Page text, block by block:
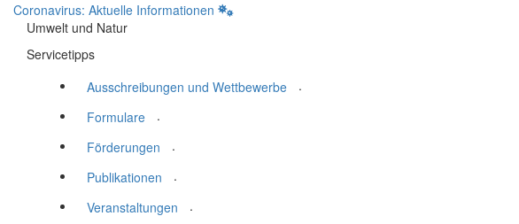
Coronavirus: Aktuelle Informationen
Umwelt und Natur
Servicetipps
Ausschreibungen und Wettbewerbe
.
Formulare
.
Förderungen
.
Publikationen
.
Veranstaltungen
.